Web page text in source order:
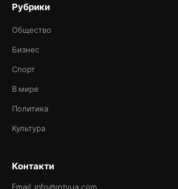
Рубрики
Общество
Бизнес
Спорт
В мире
Политика
Культура
Контакти
Email: info@intvua.com